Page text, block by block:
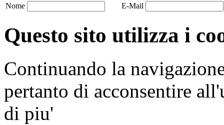
Nome E-Mail
Questo sito utilizza i
Continuando la
pertanto di acconsentire
di piu'